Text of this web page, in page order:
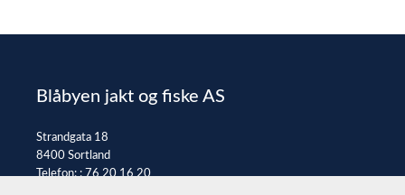
Blåbyen jakt og fiske AS
Strandgata 18
8400 Sortland
Telefon: :76 20 16 20